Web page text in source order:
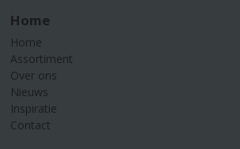
Home
Home
Assortiment
Over ons
Nieuws
Inspiratie
Contact